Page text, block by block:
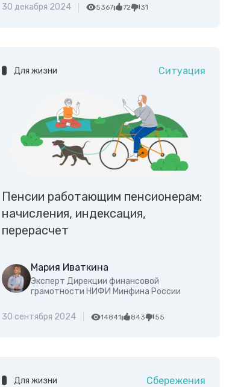
30 декабря 2024 5367 72 31
Для жизни Ситуация
Пенсии работающим пенсионерам:
начисления, индексация,
перерасчет
Мария Иваткина
Эксперт Дирекции финансовой
грамотности НИФИ Минфина России
30 сентября 2024 14841 843 55
Для жизни Сбережения